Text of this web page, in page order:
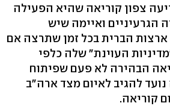
צפון קוריאה שהיא הפעילה
הגרעיניים ואיימה שיש
הברית בכל זמן שתרצה אם
העוינת" שלה כלפי
הבהירה לא פעם שפיתוח
להגיב לאיום מצד ארה"ב
קוריאה.